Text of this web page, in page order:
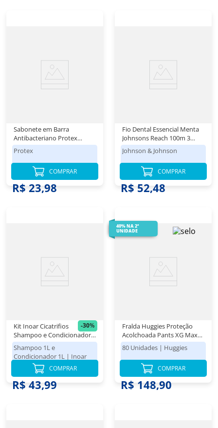
Sabonete em Barra
Antibacteriano Protex
Limpeza Profunda 8 un de
85g Promo Leve Mais Pague
Menos
Protex
R$ 23,98
COMPRAR
Fio Dental Essencial Menta
Johnsons Reach 100m 3
Unidades
Johnson & Johnson
R$ 52,48
COMPRAR
-30%
Kit Inoar Cicatrifios
Shampoo e Condicionador
2x1L
Shampoo 1L e
Condicionador 1L | Inoar
R$ 62,98
R$ 43,99
COMPRAR
40% NA 2ª
UNIDADE
Fralda Huggies Proteção
Acolchoada Pants XG Max
80 Unidades
80 Unidades | Huggies
R$ 149,98
R$ 148,90
COMPRAR